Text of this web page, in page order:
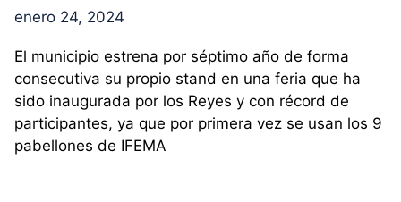
enero 24, 2024
El municipio estrena por séptimo año de forma
consecutiva su propio stand en una feria que ha
sido inaugurada por los Reyes y con récord de
participantes, ya que por primera vez se usan los 9
pabellones de IFEMA